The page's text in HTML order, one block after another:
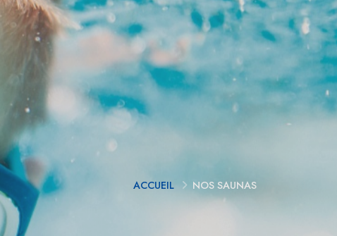
ACCUEIL NOS SAUNAS